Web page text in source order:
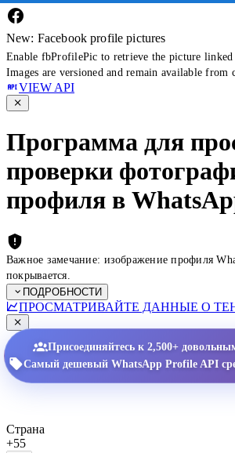
New: Facebook profile pictures
Enable fbProfilePic to retrieve the picture linked
Images are versioned and remain available from
VIEW API
Программа для
проверки
профиля в
Важное замечание: изображение профиля
покрывается.
ПОДРОБНОСТИ
ПРОСМАТРИВАЙТЕ ДАННЫЕ О
Присоединяйтесь к 2,500+
Самый дешевый WhatsApp Profile API
Страна
+55